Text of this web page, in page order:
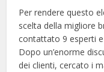
Per rendere questo
scelta della migliore
contattato 9 esperti
Dopo un’enorme
dei clienti, cercato i